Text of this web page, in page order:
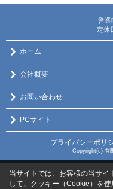
営業
定休
ホーム
会社概要
お問い合わせ
PCサイト
プライバシーポリ
Copyright(c) 有
当サイトでは、お客様の当サイ
して、クッキー（Cookie）を使